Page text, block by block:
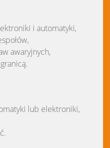
i automatyki,
awaryjnych,
lub elektroniki,